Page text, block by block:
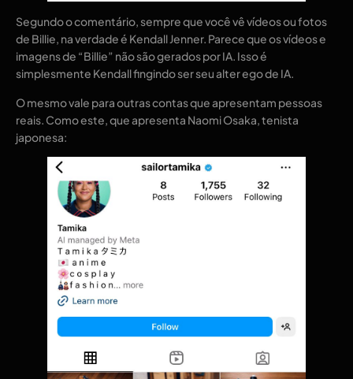
Segundo o comentário, sempre que você vê vídeos ou fotos
de Billie, na verdade é Kendall Jenner. Parece que os vídeos e
imagens de “Billie” não são gerados por IA. Isso é
simplesmente Kendall fingindo ser seu alter ego de IA.
O mesmo vale para outras contas que apresentam pessoas
reais. Como este, que apresenta Naomi Osaka, tenista
japonesa: